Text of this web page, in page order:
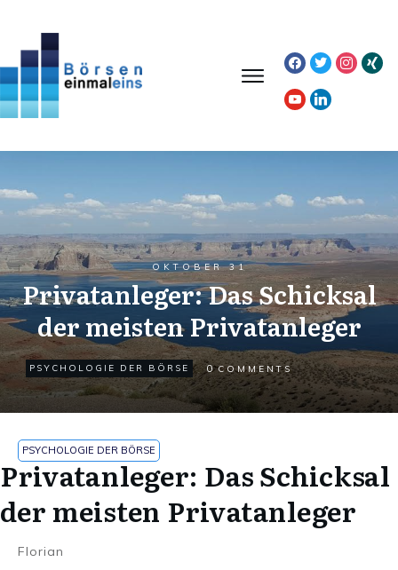
facebook
twitter xing
youtubelinkedin
OKTOBER 31
Privatanleger: Das Schicksal
der meisten Privatanleger
PSYCHOLOGIE DER BÖRSE 0 COMMENTS
PSYCHOLOGIE DER BÖRSE
Privatanleger: Das Schicksal
der meisten Privatanleger
Florian